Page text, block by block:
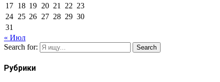
17 18 19 20 21 22 23
24 25 26 27 28 29 30
31
« Июл
Search for:
Search
Рубрики